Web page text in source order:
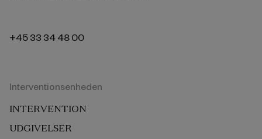
+45 33 34 48 00
Interventionsenheden
INTERVENTION
UDGIVELSER